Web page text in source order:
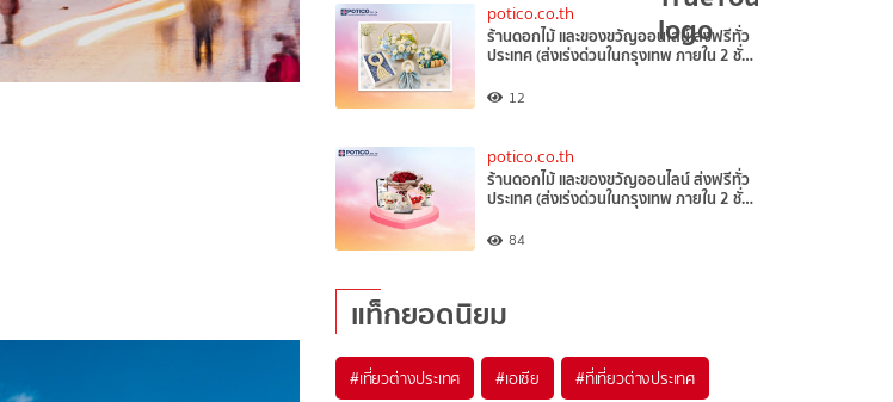
potico.co.th
ร้านดอกไม้ และของขวัญออนไลน์ ส่งฟรีทั่ว
ประเทศ (ส่งเร่งด่วนในกรุงเทพ ภายใน 2 ชั่…
12
potico.co.th
ร้านดอกไม้ และของขวัญออนไลน์ ส่งฟรีทั่ว
ประเทศ (ส่งเร่งด่วนในกรุงเทพ ภายใน 2 ชั่…
84
แท็กยอดนิยม
#เที่ยวต่างประเทศ #เอเชีย #ที่เที่ยวต่างประเทศ